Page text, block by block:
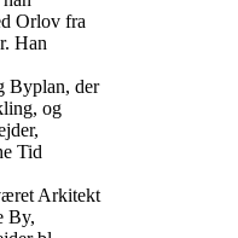
Orlov fra
Han
Byplan, der
og
Tid
Arkitekt
By,